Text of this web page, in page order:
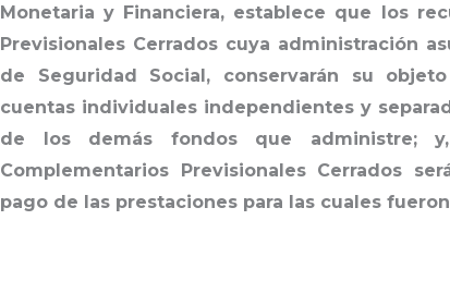
Monetaria y Financiera, establece que los
Previsionales Cerrados cuya administración
de Seguridad Social, conservarán su
cuentas individuales independientes y
de los demás fondos que administre;
Complementarios Previsionales Cerrados
pago de las prestaciones para las cuales